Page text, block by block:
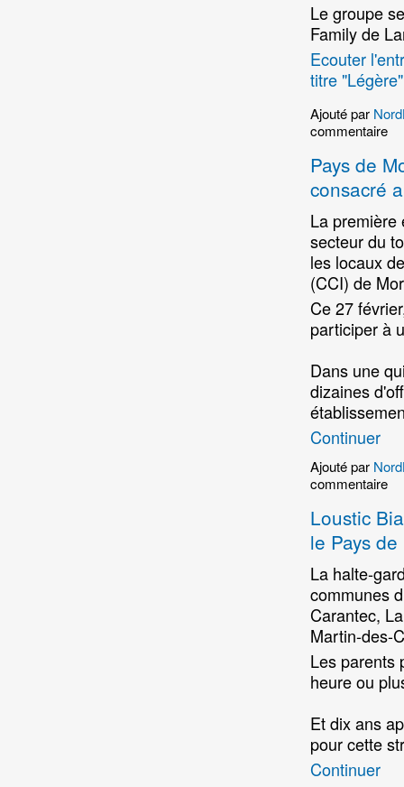
Le groupe
Family de
Ecouter
titre "Légère"
Ajouté par
commentaire
Pays de
consacré
La première
secteur du
les locaux
(CCI) de
Ce 27
participer à
Dans une
dizaines
Continuer
Ajouté par
commentaire
Loustic
le Pays
La halte-
communes
Carantec,
Martin-des-
Les parents
heure ou
Et dix ans
pour cette
Continuer